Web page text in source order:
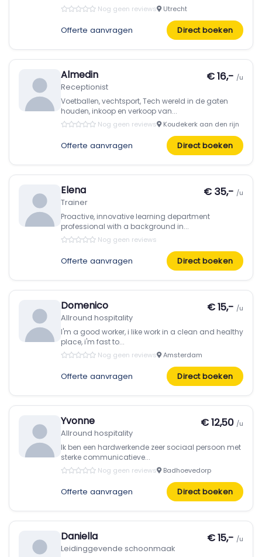
Nog geen reviews Utrecht
Offerte aanvragen Direct boeken
Almedin
Receptionist
€ 16,- /u
Voetballen, vechtsport, Tech wereld in de gaten
houden, inkoop en verkoop van...
Nog geen reviews Koudekerk aan den rijn
Offerte aanvragen Direct boeken
Elena
Trainer
€ 35,- /u
Proactive, innovative learning department
professional with a background in...
Nog geen reviews
Offerte aanvragen Direct boeken
Domenico
Allround hospitality
€ 15,- /u
I'm a good worker, i like work in a clean and healthy
place, i'm fast to...
Nog geen reviews Amsterdam
Offerte aanvragen Direct boeken
Yvonne
Allround hospitality
€ 12,50 /u
Ik ben een hardwerkende zeer sociaal persoon met
sterke communicatieve...
Nog geen reviews Badhoevedorp
Offerte aanvragen Direct boeken
Daniella
Leidinggevende schoonmaak
€ 15,- /u